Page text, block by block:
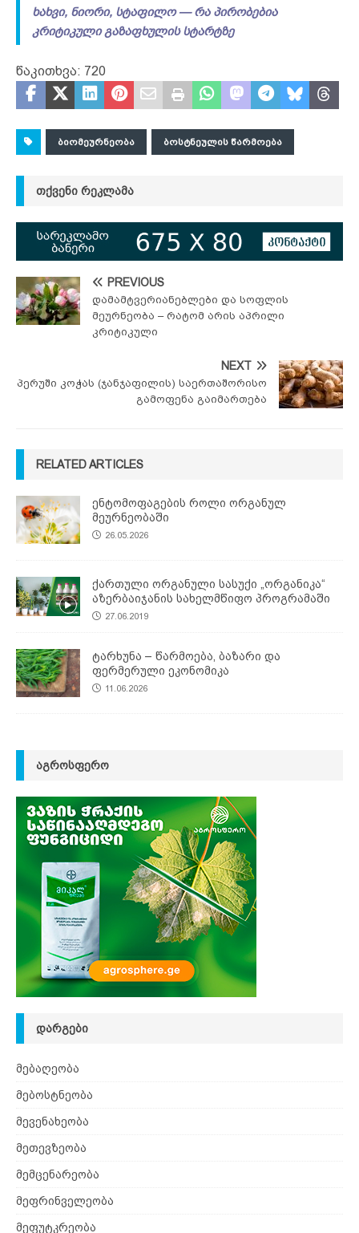
ხახვი, ნიორი, სტაფილო — რა პირობებია
კრიტიკული გაზაფხულის სტარტზე
წაკითხვა: 720
ᲑᲘᲝᲛᲔᲣᲠᲜᲔᲝᲑᲐ ᲑᲝᲡᲢᲜᲔᲣᲚᲘᲡ ᲬᲐᲠᲛᲝᲔᲑᲐ
ᲗᲥᲕᲔᲜᲘ ᲠᲔᲙᲚᲐᲛᲐ
PREVIOUS
დამამტვერიანებლები და სოფლის
მეურნეობა – რატომ არის აპრილი
კრიტიკული
NEXT
პერუში კოჭას (ჯანჯაფილის) საერთაშორისო
გამოფენა გაიმართება
RELATED ARTICLES
ენტომოფაგების როლი ორგანულ
მეურნეობაში
26.05.2026
ქართული ორგანული სასუქი „ორგანიკა“
აზერბაიჯანის სახელმწიფო პროგრამაში
27.06.2019
ტარხუნა – წარმოება, ბაზარი და
ფერმერული ეკონომიკა
11.06.2026
ᲐᲒᲠᲝᲡᲤᲔᲠᲝ
ᲓᲐᲠᲒᲔᲑᲘ
მებაღეობა
მებოსტნეობა
მევენახეობა
მეთევზეობა
მემცენარეობა
მეფრინველეობა
მეფუტკრეობა